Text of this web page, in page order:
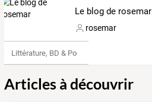
Le blog de rosemar
rosemar
Littérature, BD & Poésie
Articles à découvrir